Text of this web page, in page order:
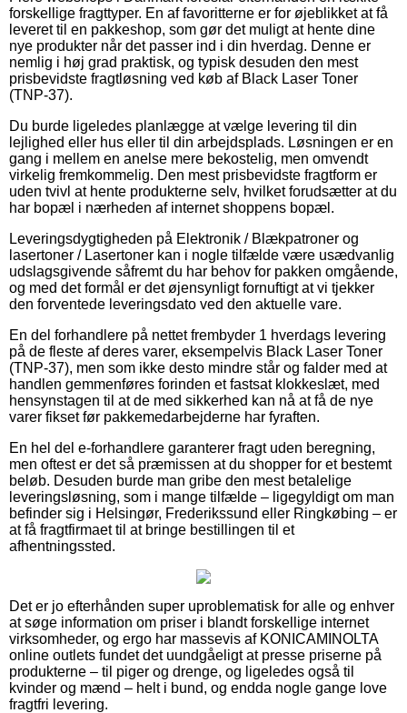
forskellige fragttyper. En af favoritterne er for øjeblikket at få
leveret til en pakkeshop, som gør det muligt at hente dine
nye produkter når det passer ind i din hverdag. Denne er
nemlig i høj grad praktisk, og typisk desuden den mest
prisbevidste fragtløsning ved køb af Black Laser Toner
(TNP-37).
Du burde ligeledes planlægge at vælge levering til din
lejlighed eller hus eller til din arbejdsplads. Løsningen er en
gang i mellem en anelse mere bekostelig, men omvendt
virkelig fremkommelig. Den mest prisbevidste fragtform er
uden tvivl at hente produkterne selv, hvilket forudsætter at du
har bopæl i nærheden af internet shoppens bopæl.
Leveringsdygtigheden på Elektronik / Blækpatroner og
lasertoner / Lasertoner kan i nogle tilfælde være usædvanlig
udslagsgivende såfremt du har behov for pakken omgående,
og med det formål er det øjensynligt fornuftigt at vi tjekker
den forventede leveringsdato ved den aktuelle vare.
En del forhandlere på nettet frembyder 1 hverdags levering
på de fleste af deres varer, eksempelvis Black Laser Toner
(TNP-37), men som ikke desto mindre står og falder med at
handlen gemmenføres forinden et fastsat klokkeslæt, med
hensynstagen til at de med sikkerhed kan nå at få de nye
varer fikset før pakkemedarbejderne har fyraften.
En hel del e-forhandlere garanterer fragt uden beregning,
men oftest er det så præmissen at du shopper for et bestemt
beløb. Desuden burde man gribe den mest betalelige
leveringsløsning, som i mange tilfælde – ligegyldigt om man
befinder sig i Helsingør, Frederikssund eller Ringkøbing – er
at få fragtfirmaet til at bringe bestillingen til et
afhentningssted.
Det er jo efterhånden super uproblematisk for alle og enhver
at søge information om priser i blandt forskellige internet
virksomheder, og ergo har massevis af KONICAMINOLTA
online outlets fundet det uundgåeligt at presse priserne på
produkterne – til piger og drenge, og ligeledes også til
kvinder og mænd – helt i bund, og endda nogle gange love
fragtfri levering.